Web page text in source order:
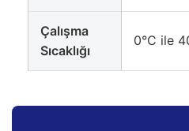
Çalışma
Sıcaklığı
0°C ile